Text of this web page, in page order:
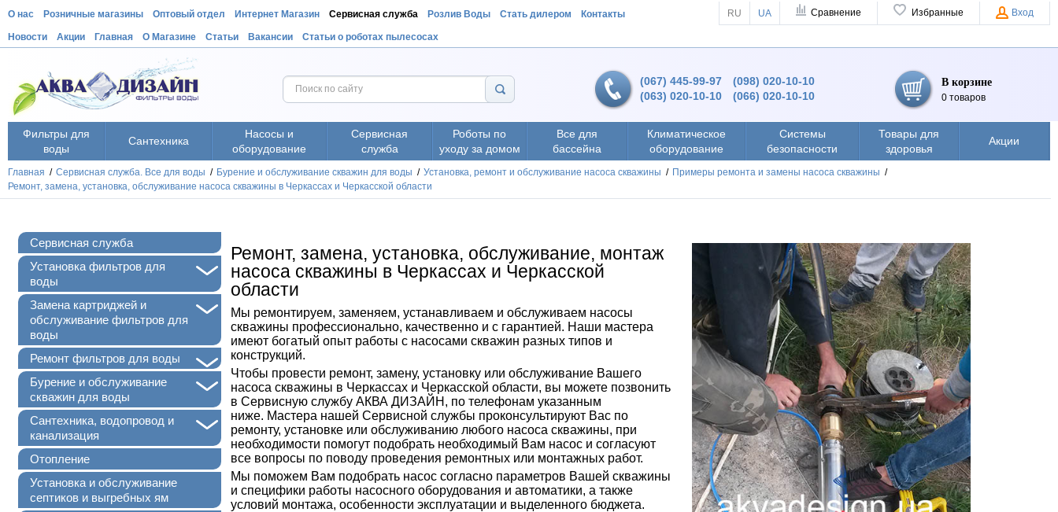
О нас Розничные магазины Оптовый отдел Интернет Магазин Сервисная служба Розлив Воды Стать дилером Контакты
Новости Акции Главная О Магазине Статьи Вакансии Статьи о роботах пылесосах
RU UA Сравнение Избранные Вход
(067) 445-99-97
(063) 020-10-10
(098) 020-10-10
(066) 020-10-10
В корзине
0 товаров
Фильтры для
воды
Сантехника
Насосы и
оборудование
Сервисная
служба
Роботы по
уходу за домом
Все для
бассейна
Климатическое
оборудование
Системы
безопасности
Товары для
здоровья
Акции
Главная / Сервисная служба. Все для воды / Бурение и обслуживание скважин для воды / Установка, ремонт и обслуживание насоса скважины / Примеры ремонта и замены насоса скважины /
Ремонт, замена, установка, обслуживание насоса скважины в Черкассах и Черкасской области
Сервисная служба
+
Установка фильтров для
воды
Замена картриджей и
обслуживание фильтров для
воды
+
Ремонт фильтров для воды
+
Бурение и обслуживание
скважин для воды
+
Сантехника, водопровод и
канализация
Отопление
Установка и обслуживание
септиков и выгребных ям
Ремонт, замена, установка, обслуживание, монтаж
насоса скважины в Черкассах и Черкасской
области
Мы ремонтируем, заменяем, устанавливаем и обслуживаем насосы
скважины профессионально, качественно и с гарантией. Наши мастера
имеют богатый опыт работы с насосами скважин разных типов и
конструкций.
Чтобы провести ремонт, замену, установку или обслуживание Вашего
насоса скважины в Черкассах и Черкасской области, вы можете позвонить
в Сервисную службу АКВА ДИЗАЙН, по телефонам указанным
ниже. Мастера нашей Сервисной службы проконсультируют Вас по
ремонту, установке или обслуживанию любого насоса скважины, при
необходимости помогут подобрать необходимый Вам насос и согласуют
все вопросы по поводу проведения ремонтных или монтажных работ.
Мы поможем Вам подобрать насос согласно параметров Вашей скважины
и специфики работы насосного оборудования и автоматики, а также
условий монтажа, особенности эксплуатации и выделенного бюджета.